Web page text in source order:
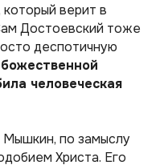
верит в
Достоевский тоже
деспотичную
божественной
человеческая
Мышкин, по замыслу
Христа. Его